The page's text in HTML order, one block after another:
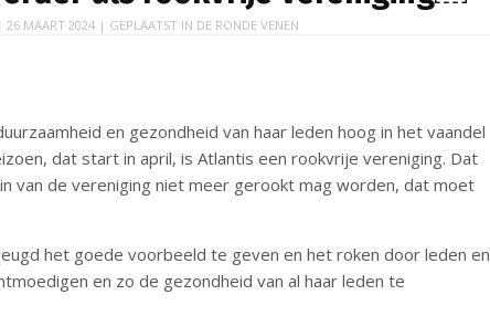
|26 MAART 2024 | GEPLAATST IN DE RONDE VENEN
en gezondheid van haar leden hoog in het vaandel
dat start in april, is Atlantis een rookvrije vereniging. Dat
van de vereniging niet meer gerookt mag worden, dat moet
het goede voorbeeld te geven en het roken door leden en
en zo de gezondheid van al haar leden te